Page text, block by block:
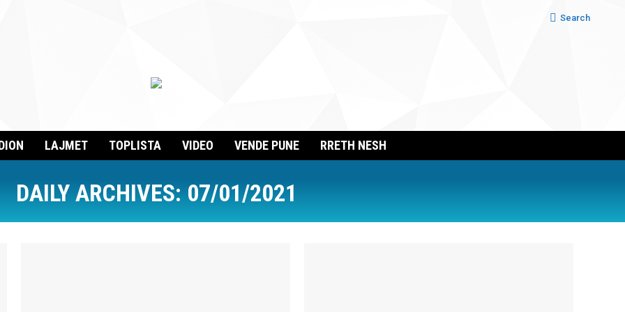
Search:
Search
LAJMET TOPLISTA VIDEO VENDE PUNE RRETH NESH
DAILY ARCHIVES:07/01/2021